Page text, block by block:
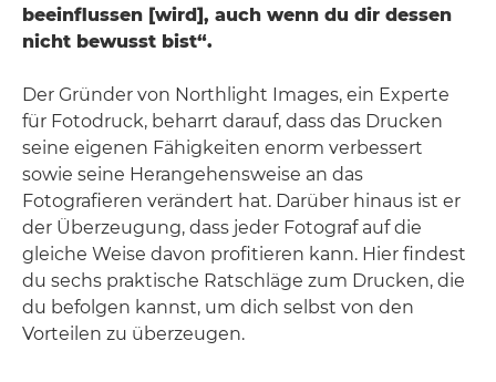
beeinflussen [wird], auch wenn du dir dessen
nicht bewusst bist“.
Der Gründer von Northlight Images, ein Experte
für Fotodruck, beharrt darauf, dass das Drucken
seine eigenen Fähigkeiten enorm verbessert
sowie seine Herangehensweise an das
Fotografieren verändert hat. Darüber hinaus ist er
der Überzeugung, dass jeder Fotograf auf die
gleiche Weise davon profitieren kann. Hier findest
du sechs praktische Ratschläge zum Drucken, die
du befolgen kannst, um dich selbst von den
Vorteilen zu überzeugen.